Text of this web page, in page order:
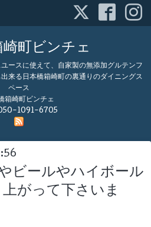
崎町ビンチェ
ースに使えて、自家製の無添加グルテンフ
来る日本橋箱崎町の裏通りのダイニングス
ペース
箱崎町ビンチェ
1091-6705
ビールやハイボール
がって下さいま